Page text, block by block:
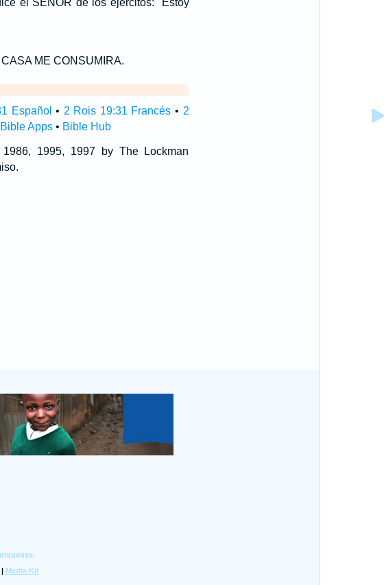
el SEÑOR de los ejércitos: `Estoy
ME CONSUMIRA.
Español • 2 Rois 19:31 Francés • 2
Bible Apps• Bible Hub
1995, 1997 by The Lockman